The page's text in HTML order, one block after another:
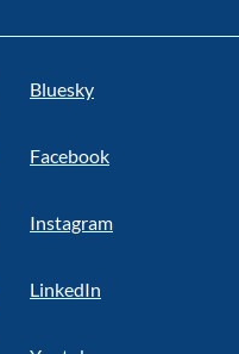
Bluesky
Facebook
Instagram
LinkedIn